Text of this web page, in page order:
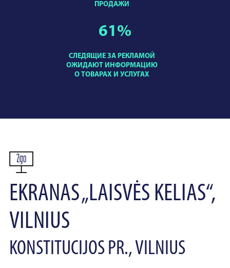
ПРОДАЖИ
СЛЕДЯЩИЕ ЗА РЕКЛАМОЙ
ОЖИДАЮТ ИНФОРМАЦИЮ
О ТОВАРАХ И УСЛУГАХ
61%
EKRANAS „LAISVĖS KELIAS“,
VILNIUS
KONSTITUCIJOS PR., VILNIUS